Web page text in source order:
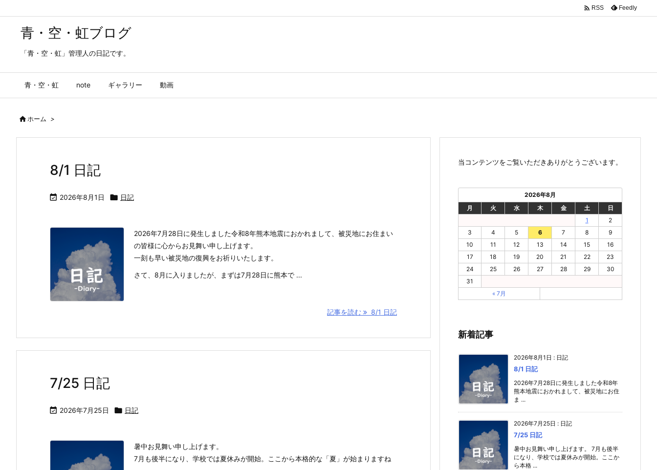
青・空・虹ブログ
「青・空・虹」管理人の日記です。
青・空・虹 note ギャラリー 動画
 RSS Feedly
ホーム >
8/1 日記
 2026年8月1日  日記
2026年7月28日に発生しました令和8年熊本地震におかれまして、被災地にお住まい
の皆様に心からお見舞い申し上げます。
一刻も早い被災地の復興をお祈りいたします。
さて、8月に入りましたが、まずは7月28日に熊本で ...
記事を読む 8/1 日記
7/25 日記
 2026年7月25日  日記
暑中お見舞い申し上げます。
7月も後半になり、学校では夏休みが開始。ここから本格的な「夏」が始まりますね
当コンテンツをご覧いただきありがとうございます。
2026年8月
月
火 水 木 金 土
日
1
2
3
4 5 6 7 8
9
10
11 12 13 14 15
16
17
18 19 20 21 22
23
24
25 26 27 28 29
30
31
« 7月
新着記事
2026年8月1日 : 日記
8/1 日記
2026年7月28日に発生しました令和8年
熊本地震におかれまして、被災地にお住
ま ...
2026年7月25日 : 日記
7/25 日記
暑中お見舞い申し上げます。 7月も後半
になり、学校では夏休みが開始。ここか
ら本格 ...